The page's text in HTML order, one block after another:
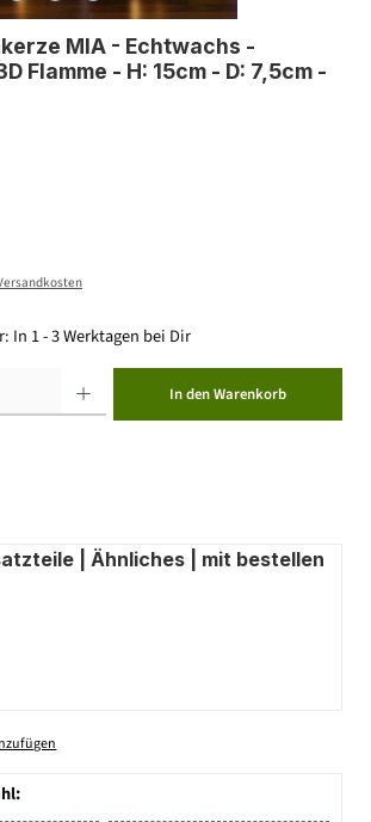
MIA - Echtwachs -
Flamme - H: 15cm - D: 7,5cm -
In 1 - 3 Werktagen bei Dir
In den Warenkorb
| Ähnliches | mit bestellen